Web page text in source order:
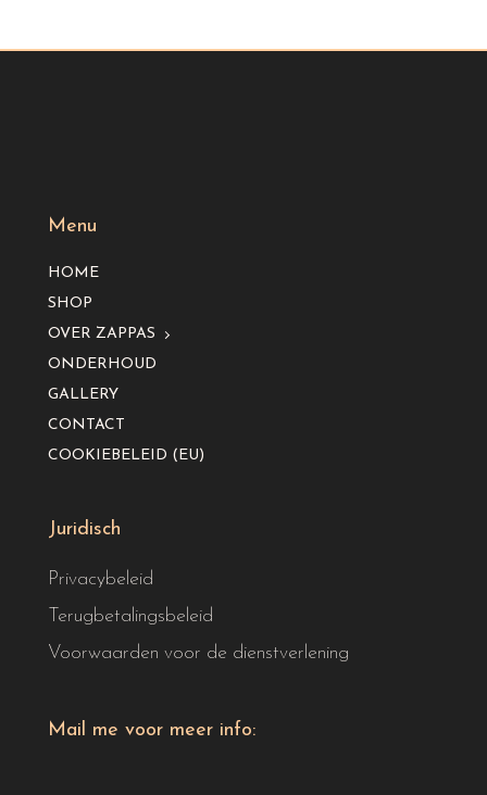
Menu
HOME
SHOP
OVER ZAPPAS
ONDERHOUD
GALLERY
CONTACT
COOKIEBELEID (EU)
Juridisch
Privacybeleid
Terugbetalingsbeleid
Voorwaarden voor de dienstverlening
Mail me voor meer info: